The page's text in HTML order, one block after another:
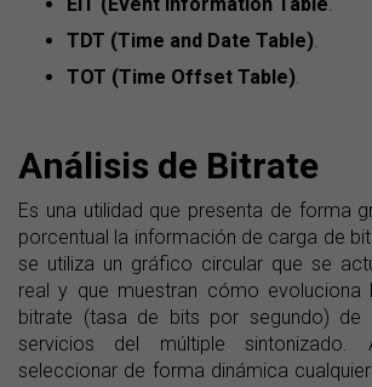
TDT (Time and Date Table).
TOT (Time Offset Table).
Análisis de Bitrate
Es una utilidad que presenta de forma
porcentual la información de carga de
se utiliza un gráfico circular que se
real y que muestran cómo evoluciona
bitrate (tasa de bits por segundo)
servicios del múltiple sintonizado.
seleccionar de forma dinámica